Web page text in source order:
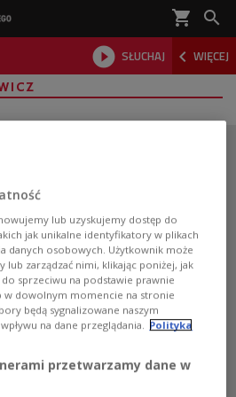
shopping_cart 
 SŁUCHAJ  WIĘCEJ

Polskie Radio
lub uzyskujemy dostęp do
jak unikalne identyfikatory w plikach
danych osobowych. Użytkownik może
lub zarządzać nimi, klikając poniżej, jak
sprzeciwu na podstawie prawnie
w dowolnym momencie na stronie
będą sygnalizowane naszym
na dane przeglądania. Polityka
przetwarzamy dane w